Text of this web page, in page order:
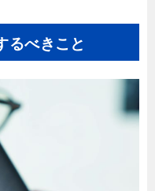
るべきこと